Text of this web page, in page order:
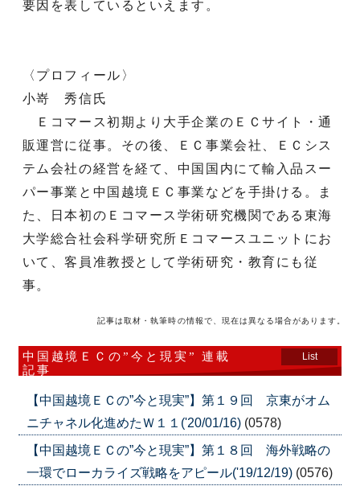
要因を表しているといえます。
〈プロフィール〉
小嵜 秀信氏
Ｅコマース初期より大手企業のＥＣサイト・通
販運営に従事。その後、ＥＣ事業会社、ＥＣシス
テム会社の経営を経て、中国国内にて輸入品スー
パー事業と中国越境ＥＣ事業などを手掛ける。ま
た、日本初のＥコマース学術研究機関である東海
大学総合社会科学研究所Ｅコマースユニットにお
いて、客員准教授として学術研究・教育にも従
事。
記事は取材・執筆時の情報で、現在は異なる場合があります。
中国越境ＥＣの”今と現実” 連載
記事
List
【中国越境ＥＣの”今と現実”】第１９回 京東がオム
ニチャネル化進めたＷ１１('20/01/16) (0578)
【中国越境ＥＣの”今と現実”】第１８回 海外戦略の
一環でローカライズ戦略をアピール('19/12/19) (0576)